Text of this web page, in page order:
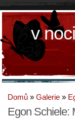
v
Domů » Galerie »
Egon Schiele: